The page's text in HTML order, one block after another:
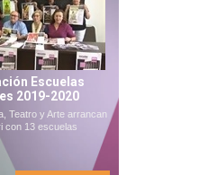
Escuelas
2019-2020
Teatro y Arte arrancan
con 13 escuelas